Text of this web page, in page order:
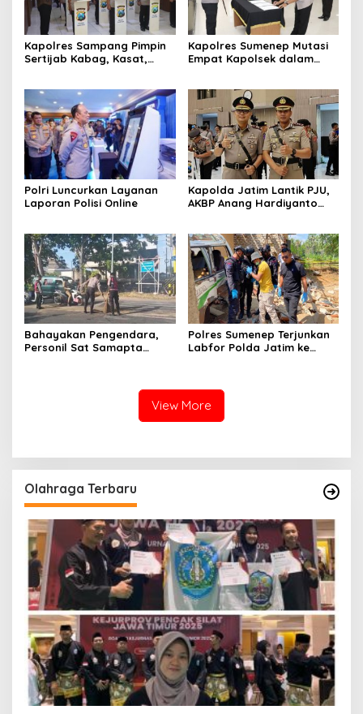
Kapolres Sampang Pimpin
Sertijab Kabag, Kasat,
Kapolres Sumenep Mutasi
Empat Kapolsek dalam
Polri Luncurkan Layanan
Laporan Polisi Online
Kapolda Jatim Lantik PJU,
AKBP Anang Hardiyanto
Bahayakan Pengendara,
Personil Sat Samapta
Polres Sumenep Terjunkan
Labfor Polda Jatim ke
View More
Olahraga Terbaru